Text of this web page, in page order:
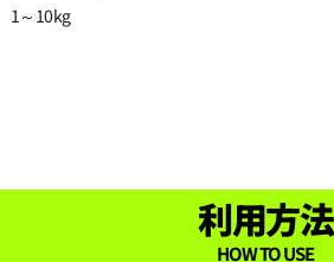
1～10kg
利用方法
HOW TO USE